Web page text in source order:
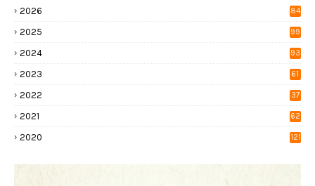
2026 84
2025 99
2024 93
2023 61
2022 37
2021 62
2020 121